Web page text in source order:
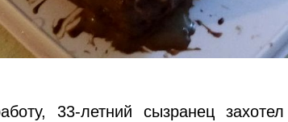
33-летний сызранец